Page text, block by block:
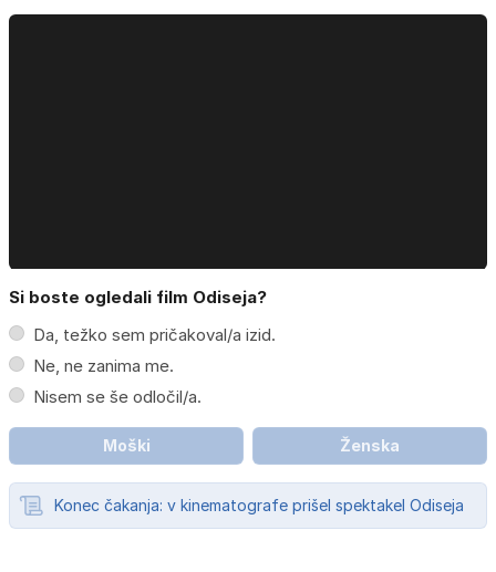
Si boste ogledali film Odiseja?
Da, težko sem pričakoval/a izid.
Ne, ne zanima me.
Nisem se še odločil/a.
Moški Ženska
Konec čakanja: v kinematografe prišel spektakel Odiseja